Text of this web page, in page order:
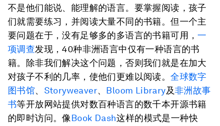
不是他们能说、能理解的语言。要掌握阅读，孩子
们就需要练习，并阅读大量不同的书籍。但一个主
要问题在于，没有足够多的多语言的书籍可用，一
项调查发现，40种非洲语言中仅有一种语言的书
籍。除非我们解决这个问题，否则我们就是在加大
对孩子不利的几率，使他们更难以阅读。全球数字
图书馆、 Storyweaver、 Bloom Library及非洲故事
书等开放网站提供对数百种语言的数千本开源书籍
的即时访问。像Book Dash这样的模式是一种快